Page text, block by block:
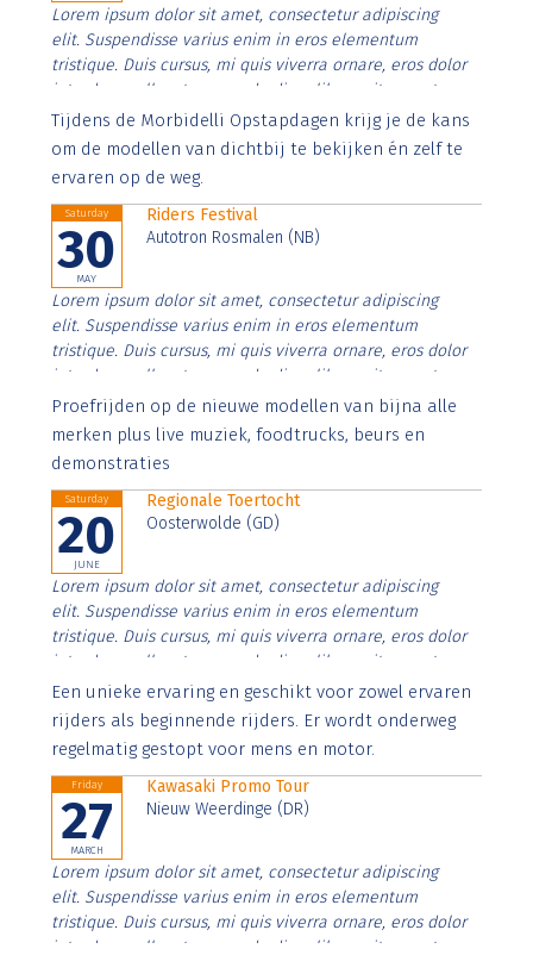
Lorem ipsum dolor sit amet, consectetur adipiscing
elit. Suspendisse varius enim in eros elementum
tristique. Duis cursus, mi quis viverra ornare, eros dolor
interdum nulla, ut commodo diam libero vitae erat.
Aenean faucibus nibh et justo cursus id rutrum lorem
imperdiet. Nunc ut sem vitae risus tristique posuere.
Tijdens de Morbidelli Opstapdagen krijg je de kans
om de modellen van dichtbij te bekijken én zelf te
ervaren op de weg.
Saturday
30
MAY
Riders Festival
Autotron Rosmalen (NB)
Lorem ipsum dolor sit amet, consectetur adipiscing
elit. Suspendisse varius enim in eros elementum
tristique. Duis cursus, mi quis viverra ornare, eros dolor
interdum nulla, ut commodo diam libero vitae erat.
Aenean faucibus nibh et justo cursus id rutrum lorem
imperdiet. Nunc ut sem vitae risus tristique posuere.
Proefrijden op de nieuwe modellen van bijna alle
merken plus live muziek, foodtrucks, beurs en
demonstraties
Saturday
20
JUNE
Regionale Toertocht
Oosterwolde (GD)
Lorem ipsum dolor sit amet, consectetur adipiscing
elit. Suspendisse varius enim in eros elementum
tristique. Duis cursus, mi quis viverra ornare, eros dolor
interdum nulla, ut commodo diam libero vitae erat.
Aenean faucibus nibh et justo cursus id rutrum lorem
imperdiet. Nunc ut sem vitae risus tristique posuere.
Een unieke ervaring en geschikt voor zowel ervaren
rijders als beginnende rijders. Er wordt onderweg
regelmatig gestopt voor mens en motor.
Friday
27
MARCH
Kawasaki Promo Tour
Nieuw Weerdinge (DR)
Lorem ipsum dolor sit amet, consectetur adipiscing
elit. Suspendisse varius enim in eros elementum
tristique. Duis cursus, mi quis viverra ornare, eros dolor
interdum nulla, ut commodo diam libero vitae erat.